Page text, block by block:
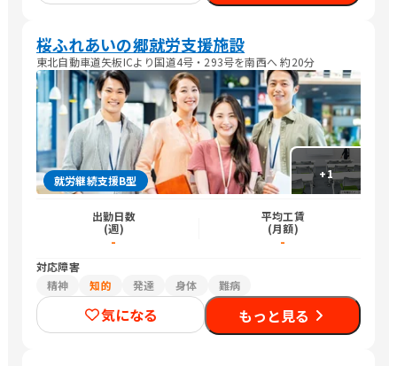
桜ふれあいの郷就労支援施設
東北自動車道矢板ICより国道4号・293号を南西へ 約20分
+1
就労継続支援B型
出勤日数
(週)
-
平均工賃
(月額)
-
対応障害
精神
知的 発達 身体 難病
気になる もっと見る